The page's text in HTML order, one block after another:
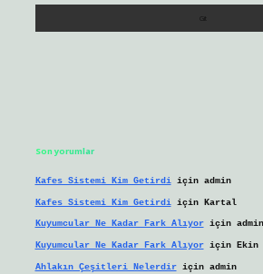
Son yorumlar
Kafes Sistemi Kim Getirdiiçin admin
Kafes Sistemi Kim Getirdiiçin Kartal
Kuyumcular Ne Kadar Fark Alıyoriçin admin
Kuyumcular Ne Kadar Fark Alıyoriçin Ekin
Ahlakın Çeşitleri Nelerdiriçin admin